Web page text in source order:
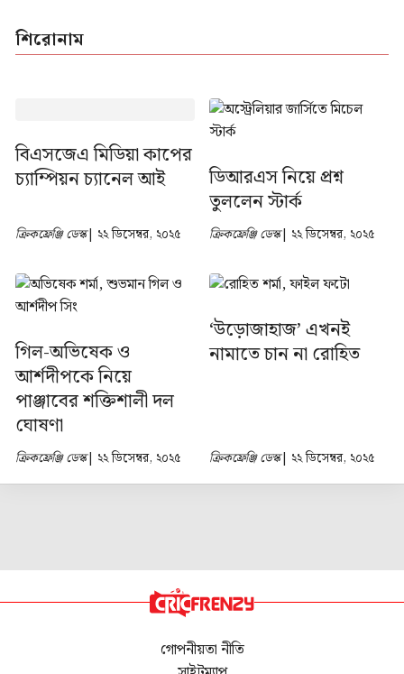
শিরোনাম
বিএসজেএ মিডিয়া কাপের
চ্যাম্পিয়ন চ্যানেল আই
ক্রিকফ্রেঞ্জি ডেস্ক| ২২ ডিসেম্বর, ২০২৫
ডিআরএস নিয়ে প্রশ্ন
তুললেন স্টার্ক
ক্রিকফ্রেঞ্জি ডেস্ক| ২২ ডিসেম্বর, ২০২৫
গিল-অভিষেক ও
আর্শদীপকে নিয়ে
পাঞ্জাবের শক্তিশালী দল
ঘোষণা
ক্রিকফ্রেঞ্জি ডেস্ক| ২২ ডিসেম্বর, ২০২৫
‘উড়োজাহাজ’ এখনই
নামাতে চান না রোহিত
ক্রিকফ্রেঞ্জি ডেস্ক| ২২ ডিসেম্বর, ২০২৫
গোপনীয়তা নীতি